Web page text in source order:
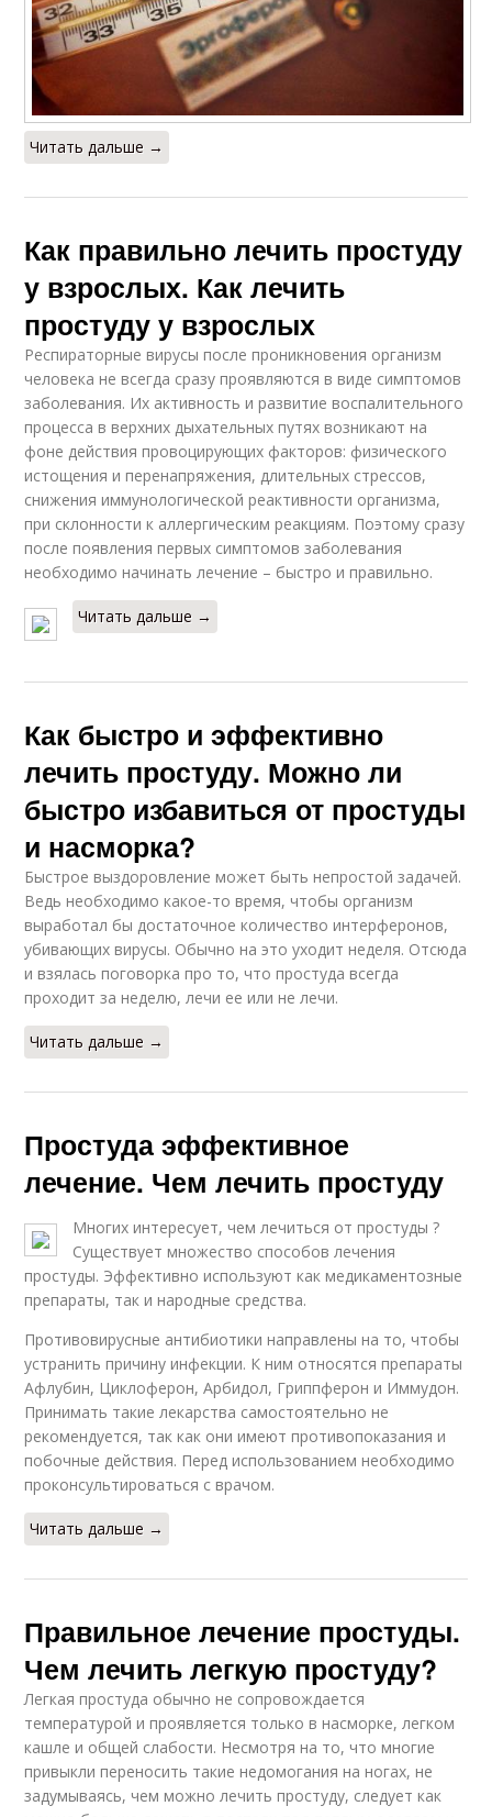
Читать дальше →
Как правильно лечить простуду
у взрослых. Как лечить
простуду у взрослых
Респираторные вирусы после проникновения организм
человека не всегда сразу проявляются в виде симптомов
заболевания. Их активность и развитие воспалительного
процесса в верхних дыхательных путях возникают на
фоне действия провоцирующих факторов: физического
истощения и перенапряжения, длительных стрессов,
снижения иммунологической реактивности организма,
при склонности к аллергическим реакциям. Поэтому сразу
после появления первых симптомов заболевания
необходимо начинать лечение – быстро и правильно.
Читать дальше →
Как быстро и эффективно
лечить простуду. Можно ли
быстро избавиться от простуды
и насморка?
Быстрое выздоровление может быть непростой задачей.
Ведь необходимо какое-то время, чтобы организм
выработал бы достаточное количество интерферонов,
убивающих вирусы. Обычно на это уходит неделя. Отсюда
и взялась поговорка про то, что простуда всегда
проходит за неделю, лечи ее или не лечи.
Читать дальше →
Простуда эффективное
лечение. Чем лечить простуду
Многих интересует, чем лечиться от простуды ?
Существует множество способов лечения
простуды. Эффективно используют как медикаментозные
препараты, так и народные средства.
Противовирусные антибиотики направлены на то, чтобы
устранить причину инфекции. К ним относятся препараты
Афлубин, Циклоферон, Арбидол, Гриппферон и Иммудон.
Принимать такие лекарства самостоятельно не
рекомендуется, так как они имеют противопоказания и
побочные действия. Перед использованием необходимо
проконсультироваться с врачом.
Читать дальше →
Правильное лечение простуды.
Чем лечить легкую простуду?
Легкая простуда обычно не сопровождается
температурой и проявляется только в насморке, легком
кашле и общей слабости. Несмотря на то, что многие
привыкли переносить такие недомогания на ногах, не
задумываясь, чем можно лечить простуду, следует как